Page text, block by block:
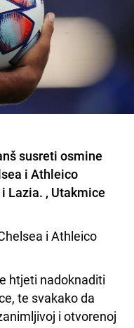
susreti osmine
i Athleico
Lazia. , Utakmice
i Athleico
htjeti nadoknaditi
te svakako da
i otvorenoj